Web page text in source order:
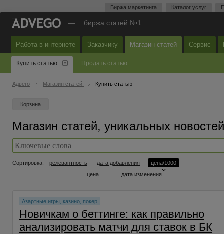
Биржа маркетинга Каталог услуг
— биржа статей №1
Работа в интернете Заказчику Магазин статей Сервис
Купить статью Продать статью
Адвего Магазин статей Купить статью
Корзина
Магазин статей, уникальных
Сортировка: релевантность
дата добавления
цена
цена/1000
дата изменения
Азартные игры, казино, покер
Новичкам о беттинге: как правильно
анализировать матчи для ставок в БК